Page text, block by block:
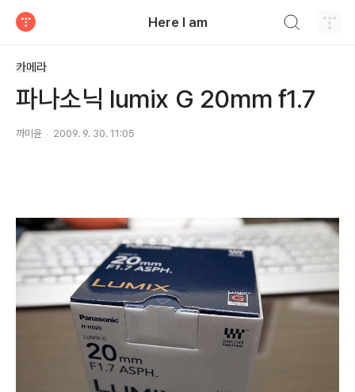
Here I am
카메라
파나소닉 lumix G 20mm f1.7
까미윤 2009. 9. 30. 11:05